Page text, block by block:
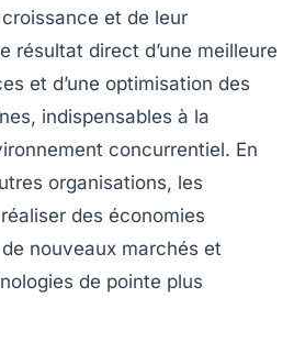
et de leur
résultat direct d’une meilleure
et d’une optimisation des
, indispensables à la
concurrentiel. En
organisations, les
des économies
nouveaux marchés et
de pointe plus